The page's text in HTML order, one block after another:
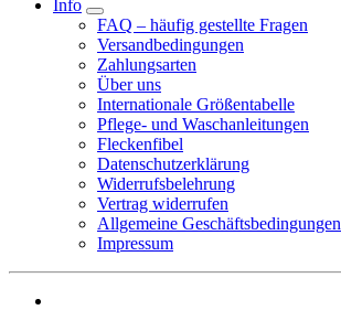
Info
FAQ – häufig gestellte Fragen
Versandbedingungen
Zahlungsarten
Über uns
Internationale Größentabelle
Pflege- und Waschanleitungen
Fleckenfibel
Datenschutzerklärung
Widerrufsbelehrung
Vertrag widerrufen
Allgemeine Geschäftsbedingungen
Impressum